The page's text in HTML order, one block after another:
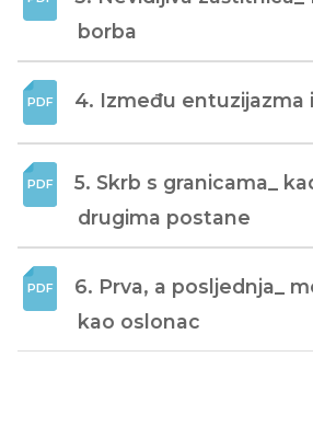
borba
4. Između entuzijazma
5. Skrb s granicama_
drugima postane
6. Prva, a posljednja_
kao oslonac